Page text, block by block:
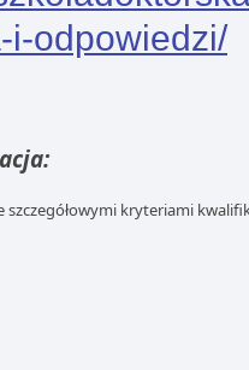
i-odpowiedzi/
szczegółowymi kryteriami